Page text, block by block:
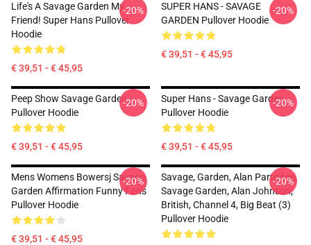
Life's A Savage Garden My
Friend! Super Hans Pullover
Hoodie
€ 39,51 - € 45,95
-20%
SUPER HANS - SAVAGE
GARDEN Pullover Hoodie
€ 39,51 - € 45,95
-20%
Peep Show Savage Garden
Pullover Hoodie
€ 39,51 - € 45,95
-20%
Super Hans - Savage Garden
Pullover Hoodie
€ 39,51 - € 45,95
-20%
Mens Womens Bowersj Savage
Garden Affirmation Funny Fans
Pullover Hoodie
€ 39,51 - € 45,95
-20%
Savage, Garden, Alan Partridge,
Savage Garden, Alan Johnson,
British, Channel 4, Big Beat (3)
Pullover Hoodie
-20%